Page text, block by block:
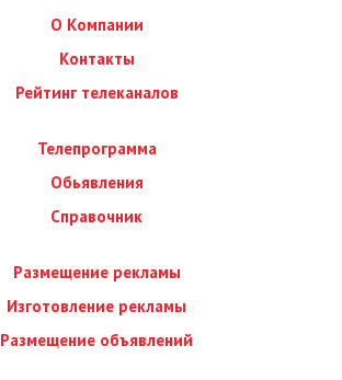
О Компании
Контакты
Рейтинг телеканалов
Телепрограмма
Обьявления
Справочник
Размещение рекламы
Изготовление рекламы
Размещение объявлений